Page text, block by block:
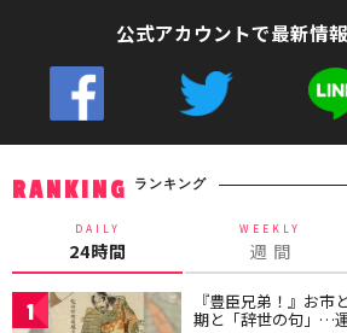
公式アカウントで最新情
RANKING ランキング
DAILY
24時間
WEEKLY
週 間
1 『豊臣兄弟！』お
期と「辞世の句」…